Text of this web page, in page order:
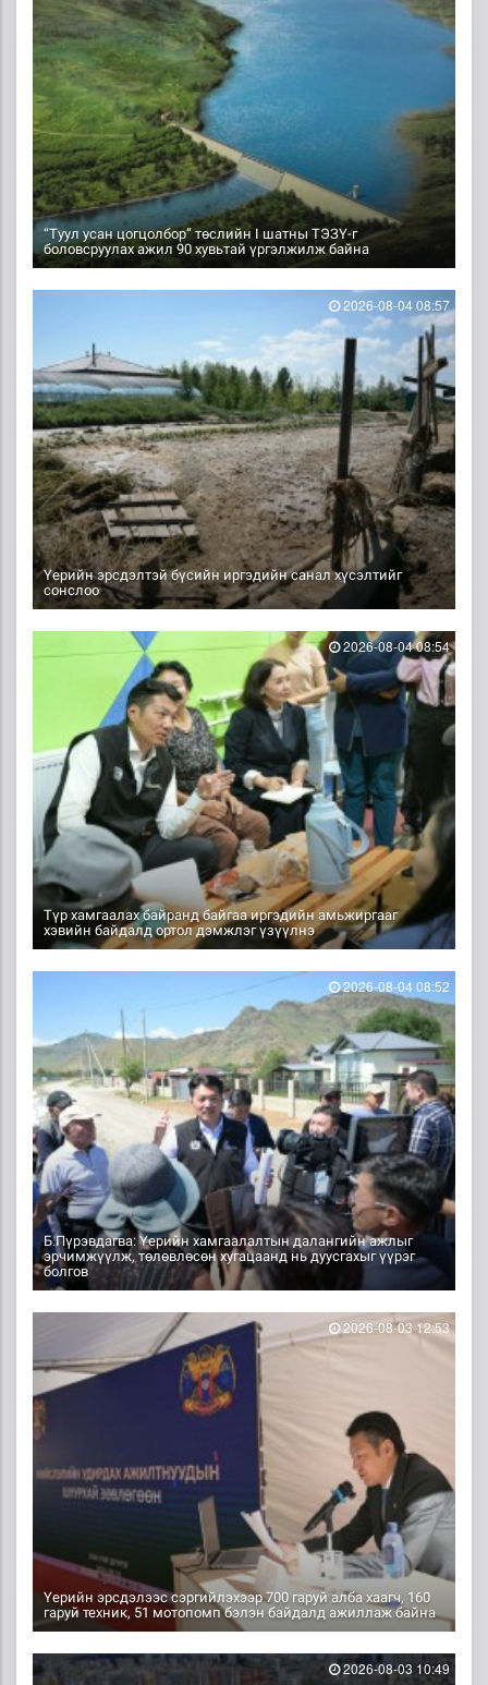
“Туул усан цогцолбор” төслийн I шатны ТЭЗҮ-г
боловсруулах ажил 90 хувьтай үргэлжилж байна
Үерийн эрсдэлтэй бүсийн иргэдийн санал хүсэлтийг
сонслоо
2026-08-04 08:57
Түр хамгаалах байранд байгаа иргэдийн амьжиргааг
хэвийн байдалд ортол дэмжлэг үзүүлнэ
2026-08-04 08:54
Б.Пүрэвдагва: Үерийн хамгаалалтын далангийн ажлыг
эрчимжүүлж, төлөвлөсөн хугацаанд нь дуусгахыг үүрэг
болгов
2026-08-04 08:52
Үерийн эрсдэлээс сэргийлэхээр 700 гаруй алба хаагч, 160
гаруй техник, 51 мотопомп бэлэн байдалд ажиллаж байна
2026-08-03 12:53
2026-08-03 10:49